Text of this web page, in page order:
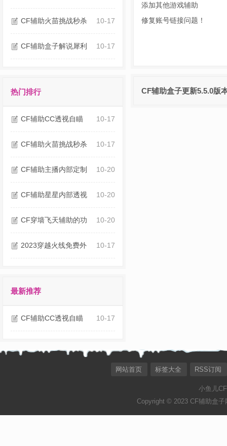
CF辅助火苗挑战秒杀 10-17
CF辅助盒子解说犀利 10-17
热门排行
CF辅助CC透视自瞄 10-17
CF辅助火苗挑战秒杀 10-17
CF辅助主播内部定制 10-20
CF辅助星星内部透视 10-20
CF穿墙飞天辅助的功 10-20
2023穿越火线免费外 10-17
最新推荐
CF辅助CC透视自瞄 10-17
添加其他游戏辅助
修复账号链接问题！
CF辅助盒子更新5.5.0版
网站首页 标签大全 RSS订阅
小鱼儿
Copyright © 2023 CF辅助盒